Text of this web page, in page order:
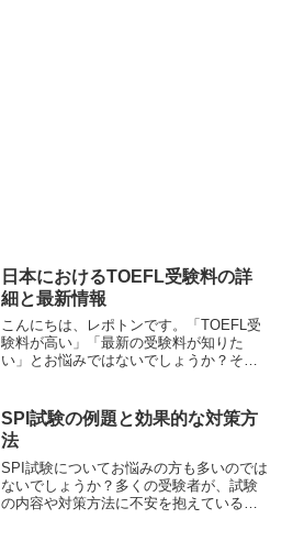
日本におけるTOEFL受験料の詳
細と最新情報
こんにちは、レポトンです。「TOEFL受
験料が高い」「最新の受験料が知りた
い」とお悩みではないでしょうか？そこ
します！レポトンこの記事は次のような
人におすすめ！...
SPI試験の例題と効果的な対策方
法
SPI試験についてお悩みの方も多いのでは
ないでしょうか？多くの受験者が、試験
の内容や対策方法に不安を抱えているこ